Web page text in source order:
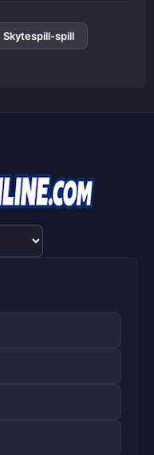
Skytespill-spill